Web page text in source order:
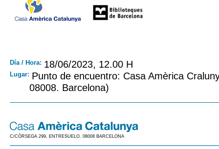
Día / Hora: 18/06/2023, 12.00 H
Lugar: Punto de encuentro: Casa Amèrica
08008. Barcelona)
C/CÒRSEGA 299, ENTRESUELO. 08008 BARCELONA